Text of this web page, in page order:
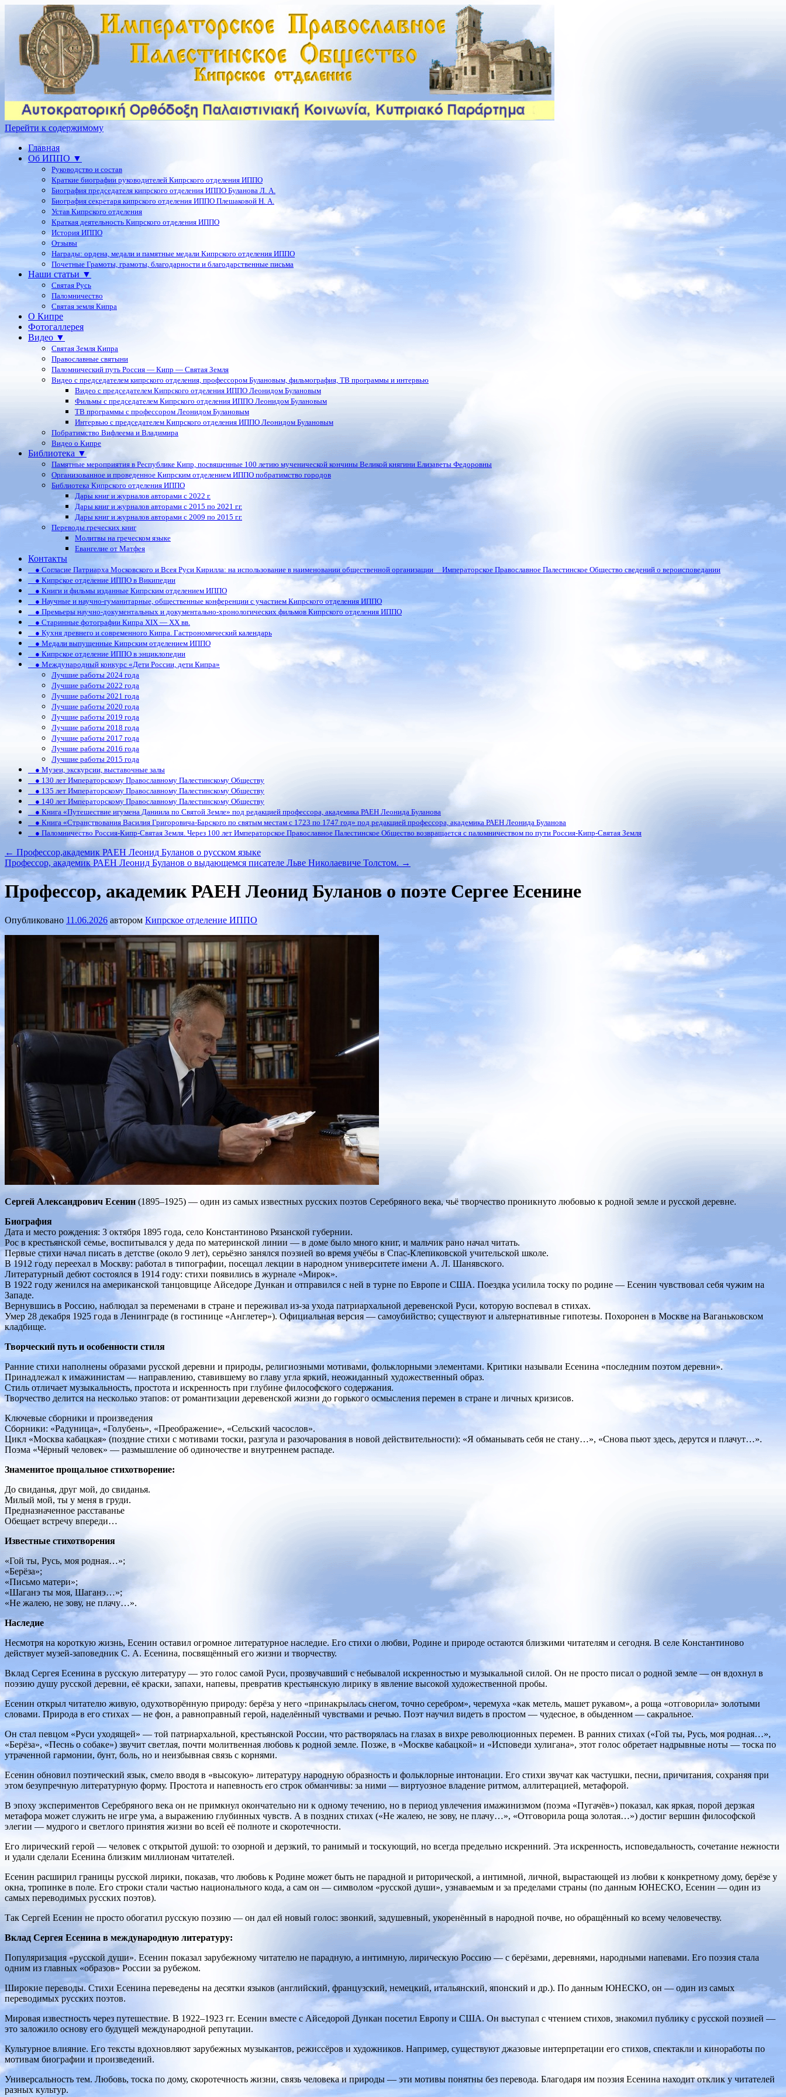
Перейти к содержимому
Главная
Об ИППО ▼
Руководство и состав
Краткие биографии руководителей Кипрского отделения ИППО
Биография председателя кипрского отделения ИППО Буланова Л. А.
Биография секретаря кипрского отделения ИППО Плешаковой Н. А.
Устав Кипрского отделения
Краткая деятельность Кипрского отделения ИППО
История ИППО
Отзывы
Награды: ордена, медали и памятные медали Кипрского отделения ИППО
Почетные Грамоты, грамоты, благодарности и благодарственные письма
Наши статьи ▼
Святая Русь
Паломничество
Святая земля Кипра
О Кипре
Фотогаллерея
Видео ▼
Святая Земля Кипра
Православные святыни
Паломнический путь Россия — Кипр — Святая Земля
Видео с председателем кипрского отделения, профессором Булановым, фильмография, ТВ программы и интервью
Видео с председателем Кипрского отделения ИППО Леонидом Булановым
Фильмы с председателем Кипрского отделения ИППО Леонидом Булановым
ТВ программы с профессором Леонидом Булановым
Интервью с председателем Кипрского отделения ИППО Леонидом Булановым
Побратимство Вифлеема и Владимира
Видео о Кипре
Библиотека ▼
Памятные мероприятия в Республике Кипр, посвященные 100 летию мученической кончины Великой княгини Елизаветы Федоровны
Организованное и проведенное Кипрским отделением ИППО побратимство городов
Библиотека Кипрского отделения ИППО
Дары книг и журналов авторами с 2022 г.
Дары книг и журналов авторами с 2015 по 2021 г.г.
Дары книг и журналов авторами с 2009 по 2015 г.г.
Переводы греческих книг
Молитвы на греческом языке
Евангелие от Матфея
Контакты
● Согласие Патриарха Московского и Всея Руси Кирилла: на использование в наименовании общественной организации Императорское Православное Палестинское Общество сведений о вероисповедании
● Кипрское отделение ИППО в Википедии
● Книги и фильмы изданные Кипрским отделением ИППО
● Научные и научно-гуманитарные, общественные конференции c участием Кипрского отделения ИППО
● Премьеры научно-документальных и документально-хронологических фильмов Кипрского отделения ИППО
● Старинные фотографии Кипра XIX — XX вв.
● Кухня древнего и современного Кипра. Гастрономический календарь
● Медали выпущенные Кипрским отделением ИППО
● Кипрское отделение ИППО в энциклопедии
● Международный конкурс «Дети России, дети Кипра»
Лучшие работы 2024 года
Лучшие работы 2022 года
Лучшие работы 2021 года
Лучшие работы 2020 года
Лучшие работы 2019 года
Лучшие работы 2018 года
Лучшие работы 2017 года
Лучшие работы 2016 года
Лучшие работы 2015 года
● Музеи, экскурсии, выставочные залы
● 130 лет Императорскому Православному Палестинскому Обществу
● 135 лет Императорскому Православному Палестинскому Обществу
● 140 лет Императорскому Православному Палестинскому Обществу
● Книга «Путешествие игумена Даниила по Святой Земле» под редакцией профессора, академика РАЕН Леонида Буланова
● Книга «Странствования Василия Григоровича-Барского по святым местам с 1723 по 1747 год» под редакцией профессора, академика РАЕН Леонида Буланова
● Паломничество Россия-Кипр-Святая Земля. Через 100 лет Императорское Православное Палестинское Общество возвращается с паломничеством по пути Россия-Кипр-Святая Земля
← Профессор,академик РАЕН Леонид Буланов о русском языке
Профессор, академик РАЕН Леонид Буланов о выдающемся писателе Льве Николаевиче Толстом. →
Профессор, академик РАЕН Леонид Буланов о поэте Сергее Есенине
Опубликовано 11.06.2026 автором Кипрское отделение ИППО
Сергей Александрович Есенин (1895–1925) — один из самых известных русских поэтов Серебряного века, чьё творчество проникнуто любовью к родной земле и русской деревне.
Биография
Дата и место рождения: 3 октября 1895 года, село Константиново Рязанской губернии.
Рос в крестьянской семье, воспитывался у деда по материнской линии — в доме было много книг, и мальчик рано начал читать.
Первые стихи начал писать в детстве (около 9 лет), серьёзно занялся поэзией во время учёбы в Спас‑Клепиковской учительской школе.
В 1912 году переехал в Москву: работал в типографии, посещал лекции в народном университете имени А. Л. Шанявского.
Литературный дебют состоялся в 1914 году: стихи появились в журнале «Мирок».
В 1922 году женился на американской танцовщице Айседоре Дункан и отправился с ней в турне по Европе и США. Поездка усилила тоску по родине — Есенин чувствовал себя чужим на
Западе.
Вернувшись в Россию, наблюдал за переменами в стране и переживал из‑за ухода патриархальной деревенской Руси, которую воспевал в стихах.
Умер 28 декабря 1925 года в Ленинграде (в гостинице «Англетер»). Официальная версия — самоубийство; существуют и альтернативные гипотезы. Похоронен в Москве на Ваганьковском
кладбище.
Творческий путь и особенности стиля
Ранние стихи наполнены образами русской деревни и природы, религиозными мотивами, фольклорными элементами. Критики называли Есенина «последним поэтом деревни».
Принадлежал к имажинистам — направлению, ставившему во главу угла яркий, неожиданный художественный образ.
Стиль отличает музыкальность, простота и искренность при глубине философского содержания.
Творчество делится на несколько этапов: от романтизации деревенской жизни до горького осмысления перемен в стране и личных кризисов.
Ключевые сборники и произведения
Сборники: «Радуница», «Голубень», «Преображение», «Сельский часослов».
Цикл «Москва кабацкая» (поздние стихи с мотивами тоски, разгула и разочарования в новой действительности): «Я обманывать себя не стану…», «Снова пьют здесь, дерутся и плачут…».
Поэма «Чёрный человек» — размышление об одиночестве и внутреннем распаде.
Знаменитое прощальное стихотворение:
До свиданья, друг мой, до свиданья.
Милый мой, ты у меня в груди.
Предназначенное расставанье
Обещает встречу впереди…
Известные стихотворения
«Гой ты, Русь, моя родная…»;
«Берёза»;
«Письмо матери»;
«Шаганэ ты моя, Шаганэ…»;
«Не жалею, не зову, не плачу…».
Наследие
Несмотря на короткую жизнь, Есенин оставил огромное литературное наследие. Его стихи о любви, Родине и природе остаются близкими читателям и сегодня. В селе Константиново
действует музей‑заповедник С. А. Есенина, посвящённый его жизни и творчеству.
Вклад Сергея Есенина в русскую литературу — это голос самой Руси, прозвучавший с небывалой искренностью и музыкальной силой. Он не просто писал о родной земле — он вдохнул в
поэзию душу русской деревни, её краски, запахи, напевы, превратив крестьянскую лирику в явление высокой художественной пробы.
Есенин открыл читателю живую, одухотворённую природу: берёза у него «принакрылась снегом, точно серебром», черемуха «как метель, машет рукавом», а роща «отговорила» золотыми
словами. Природа в его стихах — не фон, а равноправный герой, наделённый чувствами и речью. Поэт научил видеть в простом — чудесное, в обыденном — сакральное.
Он стал певцом «Руси уходящей» — той патриархальной, крестьянской России, что растворялась на глазах в вихре революционных перемен. В ранних стихах («Гой ты, Русь, моя родная…»,
«Берёза», «Песнь о собаке») звучит светлая, почти молитвенная любовь к родной земле. Позже, в «Москве кабацкой» и «Исповеди хулигана», этот голос обретает надрывные ноты — тоска по
утраченной гармонии, бунт, боль, но и неизбывная связь с корнями.
Есенин обновил поэтический язык, смело вводя в «высокую» литературу народную образность и фольклорные интонации. Его стихи звучат как частушки, песни, причитания, сохраняя при
этом безупречную литературную форму. Простота и напевность его строк обманчивы: за ними — виртуозное владение ритмом, аллитерацией, метафорой.
В эпоху экспериментов Серебряного века он не примкнул окончательно ни к одному течению, но в период увлечения имажинизмом (поэма «Пугачёв») показал, как яркая, порой дерзкая
метафора может служить не игре ума, а выражению глубинных чувств. А в поздних стихах («Не жалею, не зову, не плачу…», «Отговорила роща золотая…») достиг вершин философской
элегии — мудрого и светлого принятия жизни во всей её полноте и скоротечности.
Его лирический герой — человек с открытой душой: то озорной и дерзкий, то ранимый и тоскующий, но всегда предельно искренний. Эта искренность, исповедальность, сочетание нежности
и удали сделали Есенина близким миллионам читателей.
Есенин расширил границы русской лирики, показав, что любовь к Родине может быть не парадной и риторической, а интимной, личной, вырастающей из любви к конкретному дому, берёзе у
окна, тропинке в поле. Его строки стали частью национального кода, а сам он — символом «русской души», узнаваемым и за пределами страны (по данным ЮНЕСКО, Есенин — один из
самых переводимых русских поэтов).
Так Сергей Есенин не просто обогатил русскую поэзию — он дал ей новый голос: звонкий, задушевный, укоренённый в народной почве, но обращённый ко всему человечеству.
Вклад Сергея Есенина в международную литературу:
Популяризация «русской души». Есенин показал зарубежному читателю не парадную, а интимную, лирическую Россию — с берёзами, деревнями, народными напевами. Его поэзия стала
одним из главных «образов» России за рубежом.
Широкие переводы. Стихи Есенина переведены на десятки языков (английский, французский, немецкий, итальянский, японский и др.). По данным ЮНЕСКО, он — один из самых
переводимых русских поэтов.
Мировая известность через путешествие. В 1922–1923 гг. Есенин вместе с Айседорой Дункан посетил Европу и США. Он выступал с чтением стихов, знакомил публику с русской поэзией —
это заложило основу его будущей международной репутации.
Культурное влияние. Его тексты вдохновляют зарубежных музыкантов, режиссёров и художников. Например, существуют джазовые интерпретации его стихов, спектакли и киноработы по
мотивам биографии и произведений.
Универсальность тем. Любовь, тоска по дому, скоротечность жизни, связь человека и природы — эти мотивы понятны без перевода. Благодаря им поэзия Есенина находит отклик у читателей
разных культур.